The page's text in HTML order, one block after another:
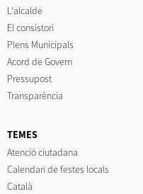
L'alcalde
El consistori
Plens Municipals
Acord de Govern
Pressupost
Transparència
TEMES
Atenció ciutadana
Calendari de festes locals
Català